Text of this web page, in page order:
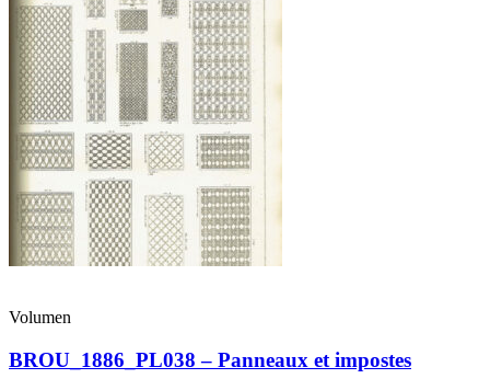
Volumen
BROU_1886_PL038 – Panneaux et impostes